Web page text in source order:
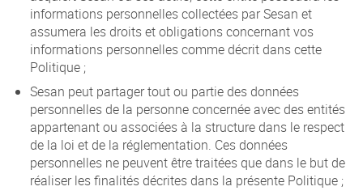
informations personnelles collectées par Sesan et
assumera les droits et obligations concernant vos
informations personnelles comme décrit dans cette
Politique ;
Sesan peut partager tout ou partie des données
personnelles de la personne concernée avec des entités
appartenant ou associées à la structure dans le respect
de la loi et de la réglementation. Ces données
personnelles ne peuvent être traitées que dans le but de
réaliser les finalités décrites dans la présente Politique ;